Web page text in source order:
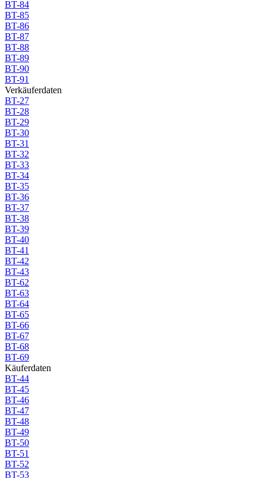
BT-84
BT-85
BT-86
BT-87
BT-88
BT-89
BT-90
BT-91
Verkäuferdaten
BT-27
BT-28
BT-29
BT-30
BT-31
BT-32
BT-33
BT-34
BT-35
BT-36
BT-37
BT-38
BT-39
BT-40
BT-41
BT-42
BT-43
BT-62
BT-63
BT-64
BT-65
BT-66
BT-67
BT-68
BT-69
Käuferdaten
BT-44
BT-45
BT-46
BT-47
BT-48
BT-49
BT-50
BT-51
BT-52
BT-53